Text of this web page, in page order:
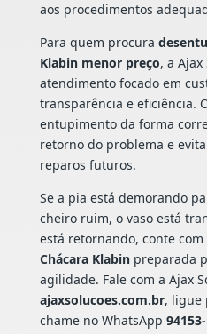
aos procedimentos
Para quem procura
Klabin menor preço, a
atendimento focado em
transparência e eficiência.
entupimento da forma
retorno do problema e
reparos futuros.
Se a pia está demorando
cheiro ruim, o vaso está
está retornando, conte com
Chácara Klabinpreparada
agilidade. Fale com a Ajax
ajaxsolucoes.com.br, ligue
chame no WhatsApp